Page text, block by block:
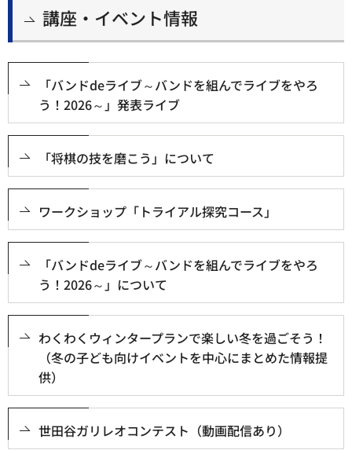
講座・イベント情報
「バンドdeライブ～バンドを組んでライブをやろ
う！2026～」発表ライブ
「将棋の技を磨こう」について
ワークショップ「トライアル探究コース」
「バンドdeライブ～バンドを組んでライブをやろ
う！2026～」について
わくわくウィンタープランで楽しい冬を過ごそう！
（冬の子ども向けイベントを中心にまとめた情報提
供）
世田谷ガリレオコンテスト（動画配信あり）